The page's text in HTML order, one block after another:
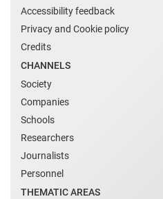
Accessibility feedback
Privacy and Cookie policy
Credits
CHANNELS
Society
Companies
Schools
Researchers
Journalists
Personnel
THEMATIC AREAS